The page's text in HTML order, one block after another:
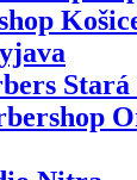
Stará